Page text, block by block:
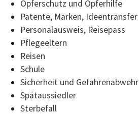
Opferschutz und Opferhilfe
Patente, Marken, Ideentransfer
Personalausweis, Reisepass
Pflegeeltern
Reisen
Schule
Sicherheit und Gefahrenabwehr
Spätaussiedler
Sterbefall